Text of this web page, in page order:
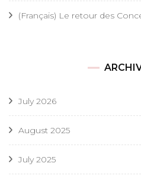
(Français) Le retour des
July 2026
August 2025
July 2025